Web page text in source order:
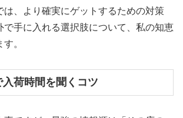
は、より確実にゲットするための対策
で手に入れる選択肢について、私の知恵
。
荷時間を聞くコツ